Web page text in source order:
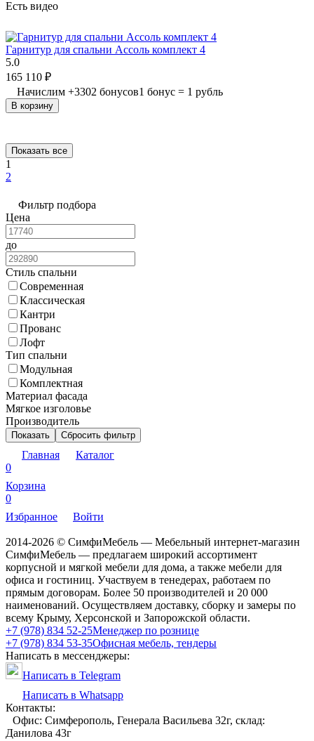
Есть видео
Гарнитур для спальни Ассоль комплект 4
5.0
165 110 ₽
Начислим +3302 бонусов1 бонус = 1 рубль
В корзину
Показать все
1
2
Фильтр подбора
Цена
до
Стиль спальни
Современная
Классическая
Кантри
Прованс
Лофт
Тип спальни
Модульная
Комплектная
Материал фасада
Мягкое изголовье
Производитель
Показать Сбросить фильтр
Главная
Каталог
0
Корзина
0
Избранное
Войти
2014-2026 © СимфиМебель — Мебельный интернет-магазин
СимфиМебель — предлагаем широкий ассортимент
корпусной и мягкой мебели для дома, а также мебели для
офиса и гостиниц. Участвуем в тенедерах, работаем по
прямым договорам. Более 50 производителей и 20 000
наименований. Осуществляем доставку, сборку и замеры по
всему Крыму, Херсонской и Запорожской области.
+7 (978) 834 52-25Менеджер по рознице
+7 (978) 834 53-35Офисная мебель, тендеры
Написать в мессенджеры:
Написать в Telegram
Написать в Whatsapp
Контакты:
Офис: Симферополь, Генерала Васильева 32г, склад:
Данилова 43г